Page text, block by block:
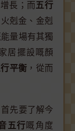
長；而五行
剋金、金剋
量場有其獨
居擺設嘅顏
平衡 ，從而
先要了解今
五行嘅角度